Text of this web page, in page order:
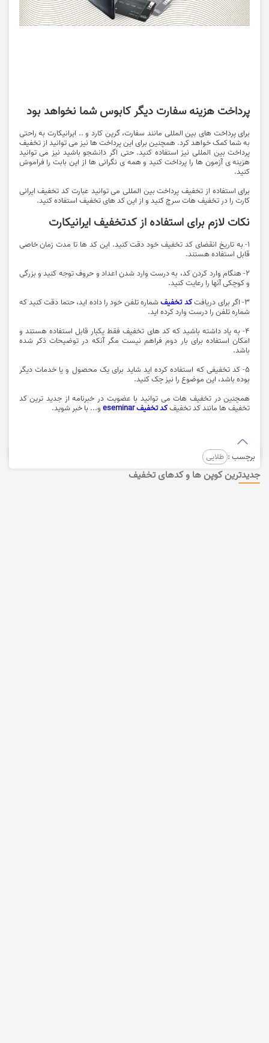
پرداخت هزینه سفارت دیگر کابوس شما نخواهد بود
برای پرداخت های بین المللی مانند سفارت، گرین کارد و .. ایرانیکارت به راحتی
به شما کمک خواهد کرد. همچنین برای این پرداخت ها نیز می توانید از تخفیف
پرداخت بین المللی نیز استفاده کنید. حتی اگر دانشجو باشید نیز می توانید
هزینه ی آزمون ها را پرداخت کنید و همه ی نگرانی ها از این بابت را فراموش
کنید.
برای استفاده از تخفیف پرداخت بین المللی می توانید عبارت کد تخفیف ایرانی
کارت را در تخفیف هات سرچ کنید و از این کد های تخفیف استفاده کنید.
نکات لازم برای استفاده از کدتخفیف ایرانیکارت
1- به تاریخ انقضای کد تخفیف خود دقت کنید. این کد ها تا مدت زمان خاصی
قابل استفاده هستند.
2- هنگام وارد کردن کد، به درست وارد شدن اعداد و حروف توجه کنید و بزرگی
و کوچکی آنها را رعایت کنید.
3- اگر برای دریافت
کد تخفیفشماره تلفن خود را داده اید، حتما دقت کنید که
شماره تلفن را درست وارد کرده اید.
4- به یاد داشته باشید که کد های تخفیف فقط یکبار قابل استفاده هستند و
امکان استفاده برای بار دوم فراهم نیست مگر آنکه در توضیحات ذکر شده
باشد.
5- کد تخفیفی که استفاده کرده اید شاید برای یک محصول و یا خدمات دیگر
بوده باشد، این موضوع را نیز چک کنید.
همچنین در تخفیف هات می توانید با عضویت در خبرنامه از جدید ترین کد
تخفیف ها مانند کد تخفیف کد تخفیف eseminar و... با خبر شوید.
برچسب : طلایی
جدیدترین کوپن ها و کدهای تخفیف